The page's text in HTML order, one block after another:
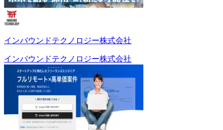
インバウンドテクノロジー株式会社
インバウンドテクノロジー株式会社